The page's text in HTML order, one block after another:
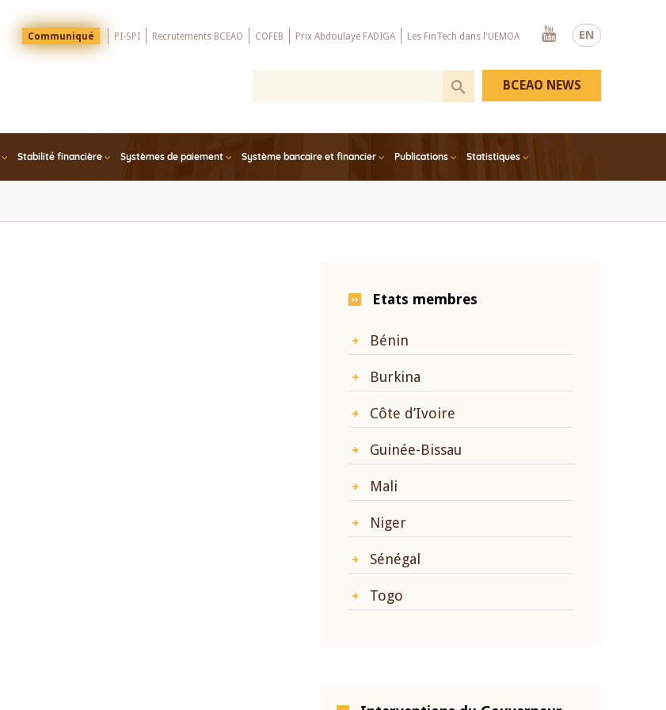
EN
Menu
Top
Communiqué PI-SPI Recrutements BCEAO COFEB Prix Abdoulaye FADIGA Les FinTech dans l'UEMOA
Youtube
Stabilité financière Systèmes de paiement Système bancaire et financier Publications Statistiques
BCEAO NEWS
Etats membres
Bénin
Burkina
Côte d’Ivoire
Guinée-Bissau
Mali
Niger
Sénégal
Togo